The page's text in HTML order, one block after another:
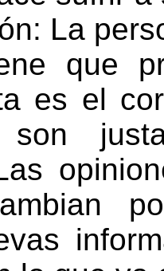
La
que
es el
son